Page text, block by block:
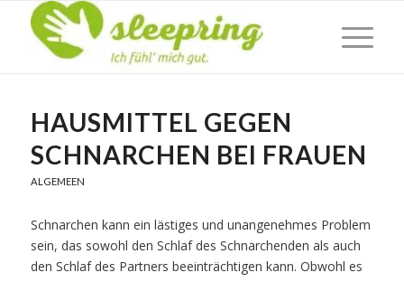
HAUSMITTEL GEGEN
SCHNARCHEN BEI FRAUEN
ALGEMEEN
Schnarchen kann ein lästiges und unangenehmes Problem
sein, das sowohl den Schlaf des Schnarchenden als auch
den Schlaf des Partners beeinträchtigen kann. Obwohl es